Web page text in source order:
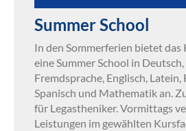
Summer School
In den Sommerferien bietet
eine Summer School in
Fremdsprache, Englisch, Latein,
Spanisch und Mathematik an.
für Legastheniker. Vormittags
Leistungen im gewählten